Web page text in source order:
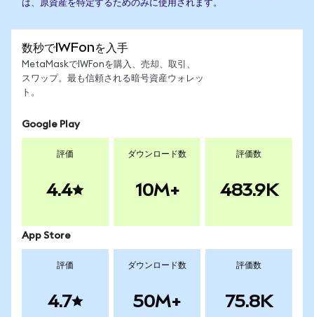
は、原資産を特定するためのみに使用されます。
数秒でIWFonを入手
MetaMaskでIWFonを購入、売却、取引、
スワップ。最も信頼される暗号資産ウォレッ
ト。
Google Play
評価
4.4
ダウンロード数
10M+
評価数
483.9K
App Store
評価
4.7
ダウンロード数
50M+
評価数
75.8K